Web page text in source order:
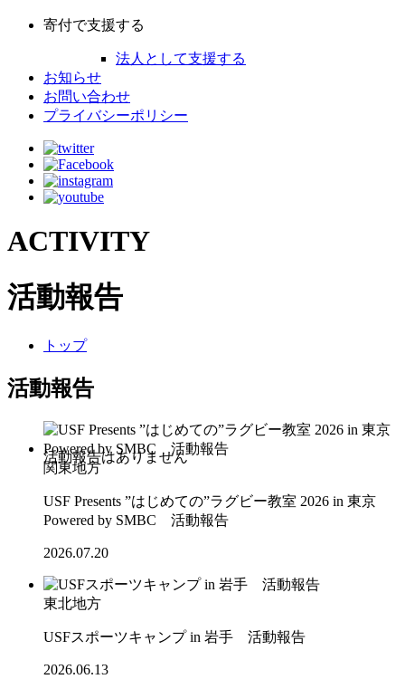
寄付で支援する
法人として支援する
お知らせ
お問い合わせ
プライバシーポリシー
ACTIVITY
活動報告
トップ
活動報告
関東地方
USF Presents ”はじめての”ラグビー教室 2026 in 東京
Powered by SMBC 活動報告
2026.07.20
東北地方
USFスポーツキャンプ in 岩手 活動報告
2026.06.13